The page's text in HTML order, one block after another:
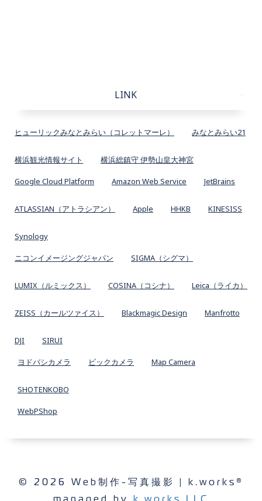
LINK
ヒューリックみなとみらい（コレットマーレ） みなとみらい21
横浜観光情報サイト 横浜総鎮守 伊勢山皇大神宮
Google Cloud Platform Amazon Web Service JetBrains
ATLASSIAN（アトラシアン） Apple HHKB KINESISS
Synology
ニコンイメージングジャパン SIGMA（シグマ）
LUMIX（ルミックス） COSINA（コシナ） Leica（ライカ）
ZEISS（カールツァイス） Blackmagic Design Manfrotto
DJI SIRUI
ヨドバシカメラ ビックカメラ Map Camera
SHOTENKOBO
WebPShop
© 2026 Web制作-写真撮影 | k.works®